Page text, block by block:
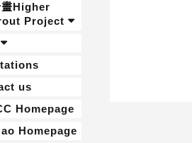
畫Higher
Project
us
Homepage
Homepage